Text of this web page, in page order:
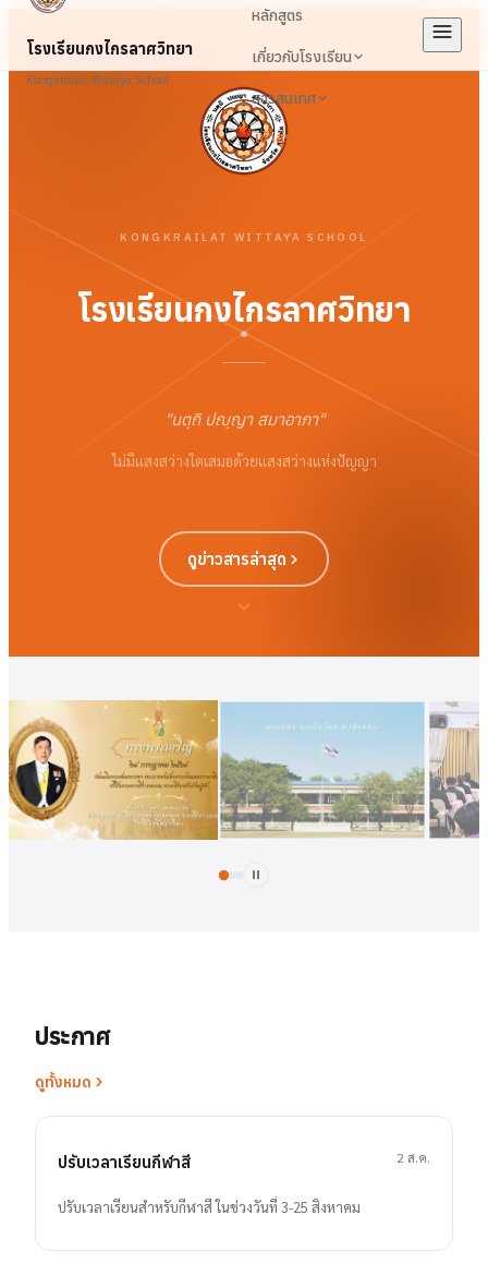
โรงเรียนกงไกรลาศวิทยา
Kongkrailat Wittaya School
หลักสูตร
เกี่ยวกับโรงเรียน
สารสนเทศ
เข้าสู่ระบบ
KONGKRAILAT WITTAYA SCHOOL
โรงเรียนกงไกรลาศวิทยา
"นตฺถิ ปญฺญา สมาอาภา"
ไม่มีแสงสว่างใดเสมอด้วยแสงสว่างแห่งปัญญา
ดูข่าวสารล่าสุด
ประกาศ
ดูทั้งหมด
ปรับเวลาเรียนกีฬาสี
ปรับเวลาเรียนสำหรับกีฬาสี ในช่วงวันที่ 3-25 สิงหาคม
2 ส.ค.